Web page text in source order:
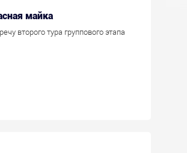
майка
второго тура группового этапа